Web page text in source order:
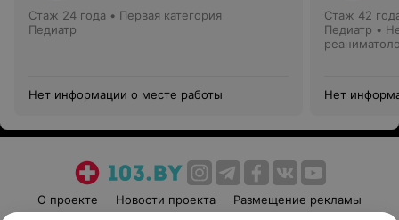
Стаж 24 года • Первая категория
Педиатр
Нет информации о месте работы
Стаж 42
Педиатр •
Нет
О проекте Новости проекта
Размещение рекламы